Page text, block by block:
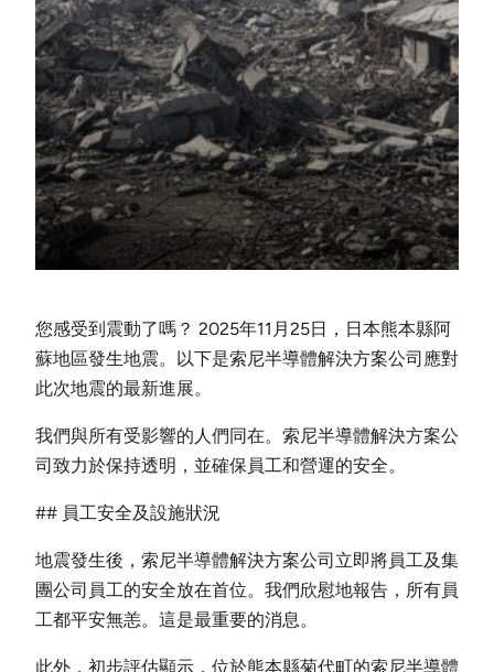
您感受到震動了嗎？ 2025年11月25日，日本熊本縣阿
蘇地區發生地震。以下是索尼半導體解決方案公司應對
此次地震的最新進展。
我們與所有受影響的人們同在。索尼半導體解決方案公
司致力於保持透明，並確保員工和營運的安全。
## 員工安全及設施狀況
地震發生後，索尼半導體解決方案公司立即將員工及集
團公司員工的安全放在首位。我們欣慰地報告，所有員
工都平安無恙。這是最重要的消息。
此外，初步評估顯示，位於熊本縣菊代町的索尼半導體